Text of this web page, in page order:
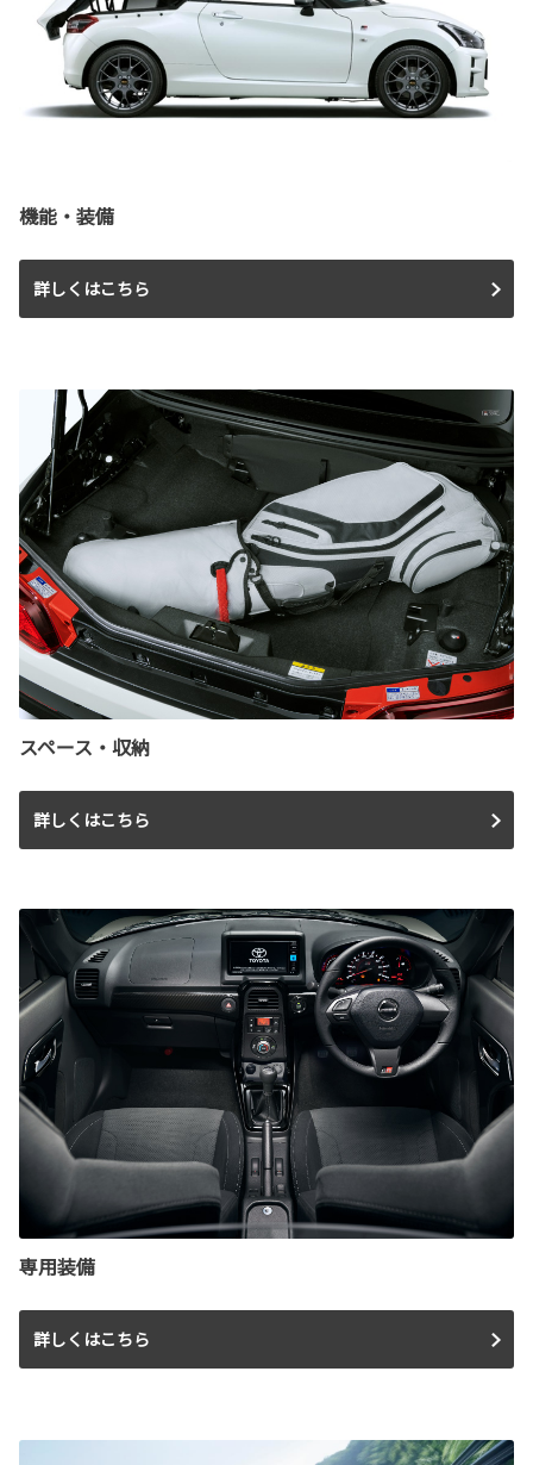
機能・装備
詳しくはこちら
スペース・収納
詳しくはこちら
専用装備
詳しくはこちら